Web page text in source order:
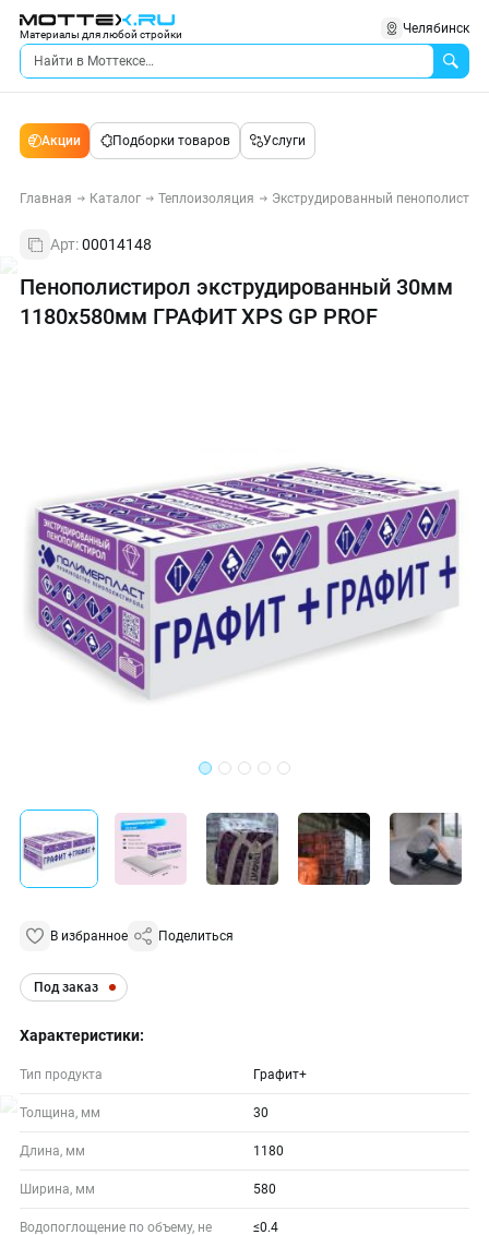
Материалы для любой стройки Челябинск
Акции Подборки товаров Услуги
Главная Каталог Теплоизоляция Экструдированный
Арт:00014148
Пенополистирол экструдированный 30мм
1180х580мм ГРАФИТ XPS GP PROF
В избранное Поделиться
Под заказ
Характеристики:
Тип продукта Графит+
Толщина, мм 30
Длина, мм 1180
Ширина, мм 580
Водопоглощение по объему, не
≤0.4